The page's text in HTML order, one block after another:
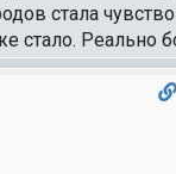
стала
стало. Реально